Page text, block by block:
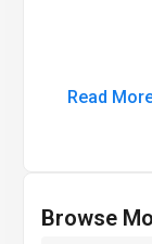
Read
Browse